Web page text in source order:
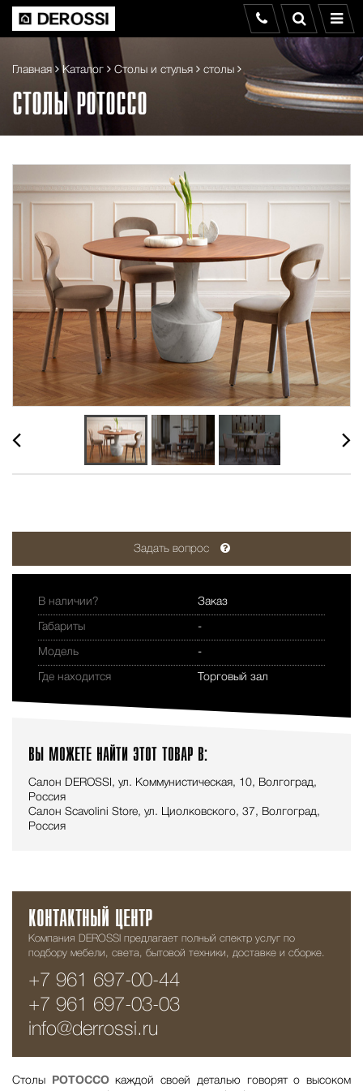
Главная Каталог Столы и стулья столы
СТОЛЫ POTOCCO
Задать вопрос
В наличии? Заказ
Габариты -
Модель -
Где находится Торговый зал
ВЫ МОЖЕТЕ НАЙТИ ЭТОТ ТОВАР В:
Салон DEROSSI, ул. Коммунистическая, 10, Волгоград,
Россия
Салон Scavolini Store, ул. Циолковского, 37, Волгоград,
Россия
КОНТАКТНЫЙ ЦЕНТР
Компания DEROSSI предлагает полный спектр услуг по
подбору мебели, света, бытовой техники, доставке и сборке.
+7 961 697-00-44
+7 961 697-03-03
info@derrossi.ru
Столы POTOCCOкаждой своей деталью говорят о высоком